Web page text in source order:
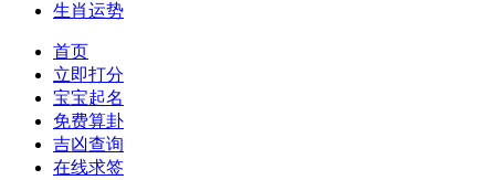
生肖运势
首页
立即打分
宝宝起名
免费算卦
吉凶查询
在线求签